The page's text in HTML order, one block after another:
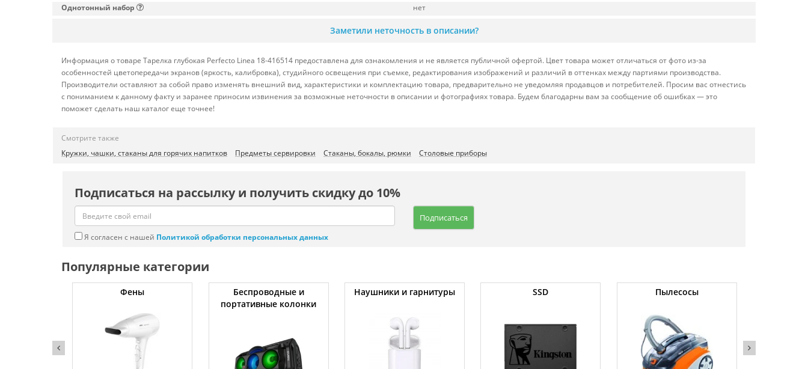
Однотонный набор
нет
Заметили неточность в описании?
Информация о товаре Тарелка глубокая Perfecto Linea 18-416514 предоставлена для ознакомления и не является публичной офертой. Цвет товара может отличаться от фото из-за
особенностей цветопередачи экранов (яркость, калибровка), студийного освещения при съемке, редактирования изображений и различий в оттенках между партиями производства.
Производители оставляют за собой право изменять внешний вид, характеристики и комплектацию товара, предварительно не уведомляя продавцов и потребителей. Просим вас отнестись
с пониманием к данному факту и заранее приносим извинения за возможные неточности в описании и фотографиях товара. Будем благодарны вам за сообщение об ошибках — это
поможет сделать наш каталог еще точнее!
Смотрите также
Кружки, чашки, стаканы для горячих напитков
Предметы сервировки Стаканы, бокалы, рюмки Столовые приборы
Подписаться на рассылку и получить скидку до 10%
Подписаться
Я согласен с нашей Политикой обработки персональных данных
Популярные категории
Фены
Беспроводные и
портативные колонки
Наушники и гарнитуры SSD Пылесосы